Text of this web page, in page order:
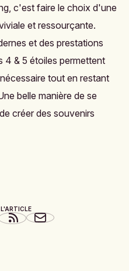
c'est faire le choix d'une
et ressourçante.
et des prestations
4 & 5 étoiles permettent
tout en restant
belle manière de se
créer des souvenirs